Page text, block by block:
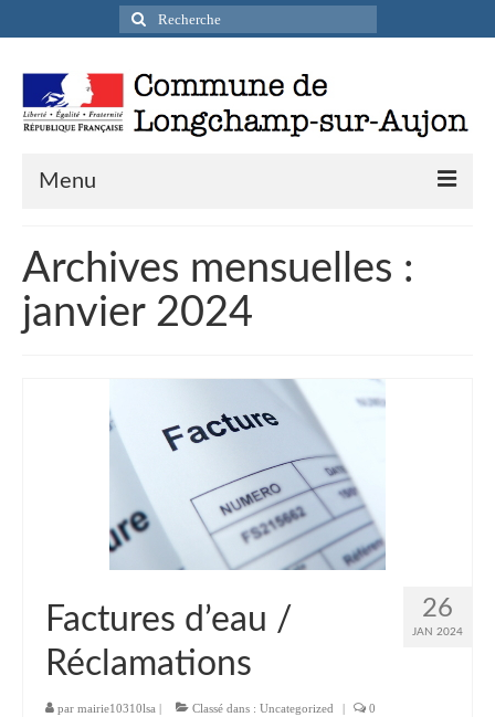
Rechercher
:
Menu
Infos pratiques
Accueil en mairie
Longchamp-sur-Aujon en cartes postales
Accès / Transports
Tourisme
Hébergement
Services publics
Formalités administratives
Archives mensuelles :
janvier 2024
26
JAN 2024
Factures d’eau /
Réclamations
par mairie10310lsa Classé dans : Uncategorized 0